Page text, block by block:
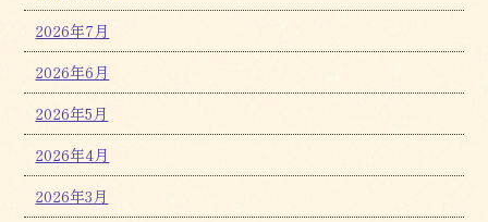
2026年7月
2026年6月
2026年5月
2026年4月
2026年3月